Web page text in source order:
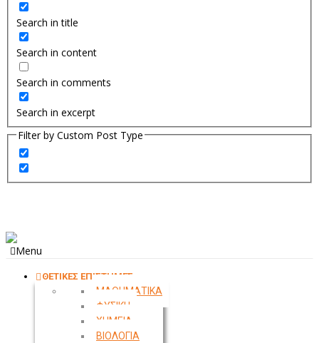
Search in title
Search in content
Search in comments
Search in excerpt
Filter by Custom Post Type
Menu
ΘΕΤΙΚΕΣ ΕΠΙΣΤΗΜΕΣ
ΜΑΘΗΜΑΤΙΚΑ
ΦΥΣΙΚΗ
ΧΗΜΕΙΑ
ΒΙΟΛΟΓΙΑ